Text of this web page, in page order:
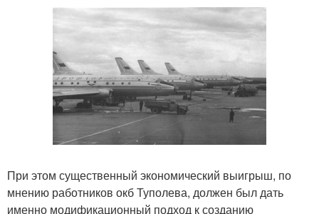
При этом существенный экономический выигрыш, по
мнению работников окб Туполева, должен был дать
именно модификационный подход к созданию